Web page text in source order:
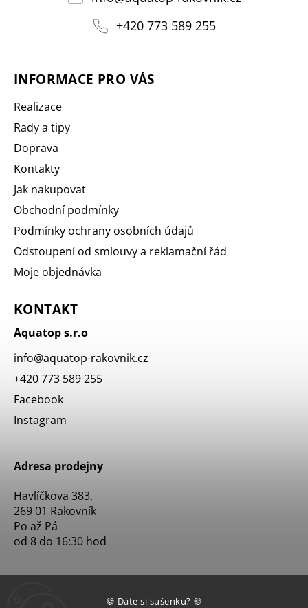
🍪 Dáte si sušenku? 🍪
+420 773 589 255
INFORMACE PRO VÁS
Realizace
Rady a tipy
Doprava
Kontakty
Jak nakupovat
Obchodní podmínky
Podmínky ochrany osobních údajů
Odstoupení od smlouvy a reklamační řád
Moje objednávka
KONTAKT
Aquatop s.r.o
info@aquatop-rakovnik.cz
+420 773 589 255
Facebook
Instagram
Adresa prodejny
Havlíčkova 383,
269 01 Rakovník
Po až Pá
od 8 do 16:30 hod